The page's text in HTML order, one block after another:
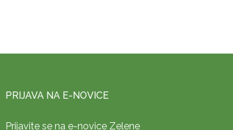
PRIJAVA NA E-NOVICE
Prijavite se na e-novice Zelene